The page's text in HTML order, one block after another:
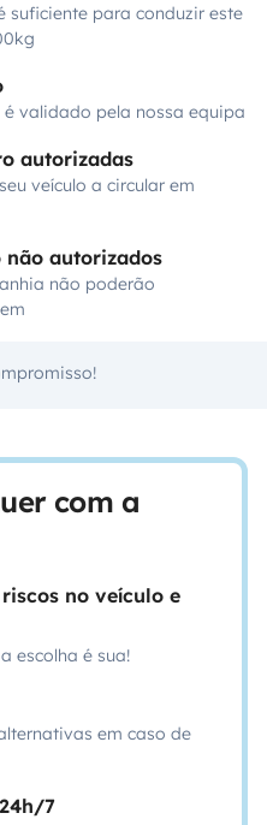
suficiente para conduzir este
validado pela nossa equipa
autorizadas
veículo a circular em
não autorizados
não poderão
com a
no veículo e
escolha é sua!
em caso de
7